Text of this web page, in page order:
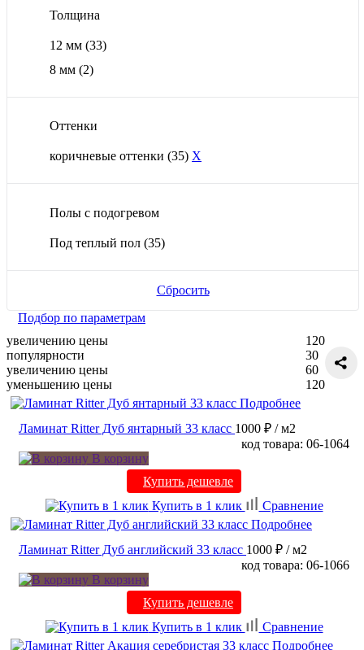
Толщина
12 мм (33)
8 мм (2)
Оттенки
коричневые оттенки (35) X
Полы с подогревом
Под теплый пол (35)
Сбросить
Подбор по параметрам
увеличению цены
популярности
увеличению цены
уменьшению цены
120
30
60
120
Подробнее
Ламинат Ritter Дуб янтарный 33 класс 1000 ₽ / м2
код товара: 06-1064
В корзину
Купить дешевле
Купить в 1 клик
Сравнение
Подробнее
Ламинат Ritter Дуб английский 33 класс 1000 ₽ / м2
код товара: 06-1066
В корзину
Купить дешевле
Купить в 1 клик
Сравнение
Подробнее